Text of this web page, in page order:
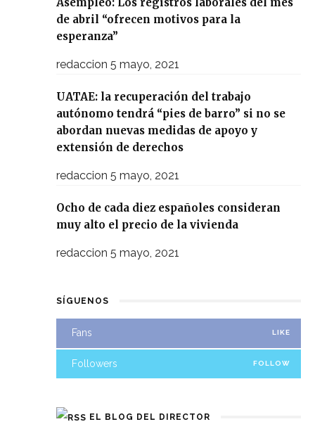
de abril “ofrecen motivos para la
esperanza”
redaccion 5 mayo, 2021
UATAE: la recuperación del trabajo
autónomo tendrá “pies de barro” si no se
abordan nuevas medidas de apoyo y
extensión de derechos
redaccion 5 mayo, 2021
Ocho de cada diez españoles consideran
muy alto el precio de la vivienda
redaccion 5 mayo, 2021
SÍGUENOS
Fans LIKE
Followers FOLLOW
EL BLOG DEL DIRECTOR